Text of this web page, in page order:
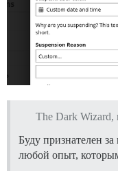
The Dark Wizard,
Буду признателен
любой опыт,